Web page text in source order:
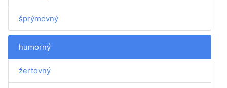
šprýmovný
humorný
žertovný